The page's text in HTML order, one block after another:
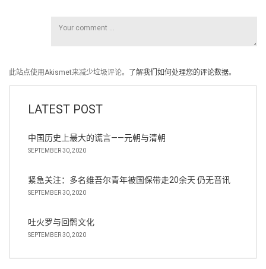
此站点使用Akismet来减少垃圾评论。 了解我们如何处理您的评论数据。
LATEST POST
中国历史上最大的谎言——元朝与清朝
SEPTEMBER 30, 2020
紧急关注：多名维吾尔青年被国保带走20余天 仍无音讯
SEPTEMBER 30, 2020
吐火罗与回鹘文化
SEPTEMBER 30, 2020